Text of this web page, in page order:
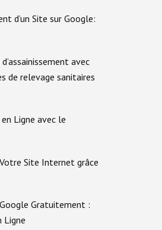
d’un Site sur Google:
avec
de relevage sanitaires
Ligne avec le
Site Internet grâce
Gratuitement :
Ligne